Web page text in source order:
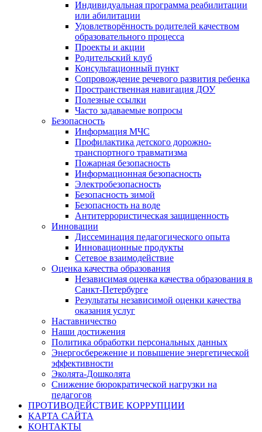
Индивидуальная программа реабилитации
или абилитации
Удовлетворённость родителей качеством
образовательного процесса
Проекты и акции
Родительский клуб
Консультационный пункт
Сопровождение речевого развития ребенка
Пространственная навигация ДОУ
Полезные ссылки
Часто задаваемые вопросы
Безопасность
Информация МЧС
Профилактика детского дорожно-
транспортного травматизма
Пожарная безопасность
Информационная безопасность
Электробезопасность
Безопасность зимой
Безопасность на воде
Антитеррористическая защищенность
Инновации
Диссеминация педагогического опыта
Инновационные продукты
Сетевое взаимодействие
Оценка качества образования
Независимая оценка качества образования в
Санкт-Петербурге
Результаты независимой оценки качества
оказания услуг
Наставничество
Наши достижения
Политика обработки персональных данных
Энергосбережение и повышение энергетической
эффективности
Эколята-Дошколята
Снижение бюрократической нагрузки на
педагогов
ПРОТИВОДЕЙСТВИЕ КОРРУПЦИИ
КАРТА САЙТА
КОНТАКТЫ